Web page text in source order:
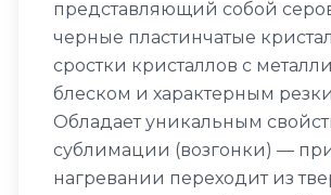
представляющий собой
черные пластинчатые
сростки кристаллов с
блеском и характерным
Обладает уникальным
сублимации (возгонки) —
нагревании переходит из